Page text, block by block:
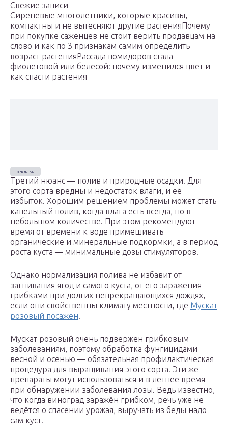
Свежие записи
Сиреневые многолетники, которые красивы,
компактны и не вытесняют другие растенияПочему
при покупке саженцев не стоит верить продавцам на
слово и как по 3 признакам самим определить
возраст растенияРассада помидоров стала
фиолетовой или белесой: почему изменился цвет и
как спасти растения
Третий нюанс — полив и природные осадки. Для
этого сорта вредны и недостаток влаги, и её
избыток. Хорошим решением проблемы может стать
капельный полив, когда влага есть всегда, но в
небольшом количестве. При этом рекомендуют
время от времени к воде примешивать
органические и минеральные подкормки, а в период
роста куста — минимальные дозы стимуляторов.
Однако нормализация полива не избавит от
загнивания ягод и самого куста, от его заражения
грибками при долгих непрекращающихся дождях,
если они свойственны климату местности, где Мускат
розовый посажен.
Мускат розовый очень подвержен грибковым
заболеваниям, поэтому обработка фунгицидами
весной и осенью — обязательная профилактическая
процедура для выращивания этого сорта. Эти же
препараты могут использоваться и в летнее время
при обнаружении заболевания лозы. Ведь известно,
что когда виноград заражён грибком, речь уже не
ведётся о спасении урожая, выручать из беды надо
сам куст.